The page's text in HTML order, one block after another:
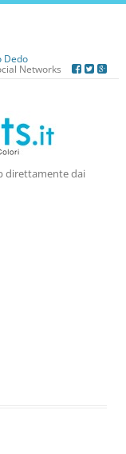
Dedo
Networks
direttamente dai